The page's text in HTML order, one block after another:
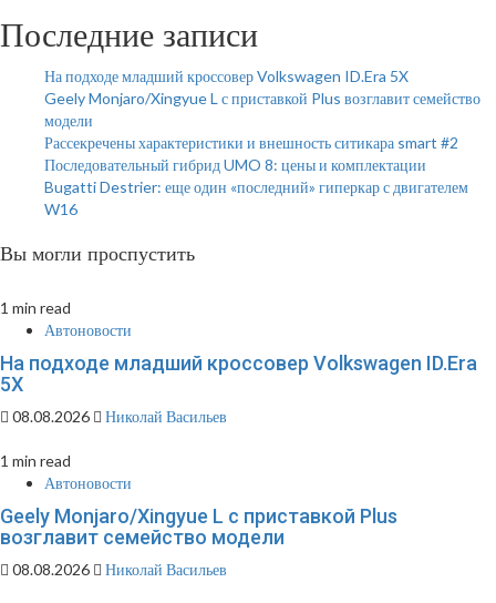
Последние записи
На подходе младший кроссовер Volkswagen ID.Era 5X
Geely Monjaro/Xingyue L с приставкой Plus возглавит семейство
модели
Рассекречены характеристики и внешность ситикара smart #2
Последовательный гибрид UMO 8: цены и комплектации
Bugatti Destrier: еще один «последний» гиперкар с двигателем
W16
Вы могли проспустить
1 min read
Автоновости
На подходе младший кроссовер Volkswagen ID.Era
5X
08.08.2026 Николай Васильев
1 min read
Автоновости
Geely Monjaro/Xingyue L с приставкой Plus
возглавит семейство модели
08.08.2026 Николай Васильев